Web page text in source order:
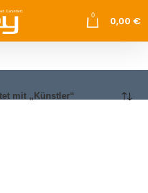
0 0,00 €
mit „Künstler“